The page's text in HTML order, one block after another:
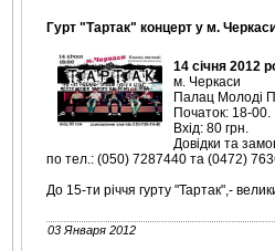
Гурт "Тартак" концерт у м.
14 сiчня 2012
м. Черкаси
Палац Молоді
Початок: 18-00.
Вхід: 80 грн.
Довідки та
по тел.: (050) 7287440 та (0472)
До 15-ти річчя гурту "Тартак",-
03 Января 2012